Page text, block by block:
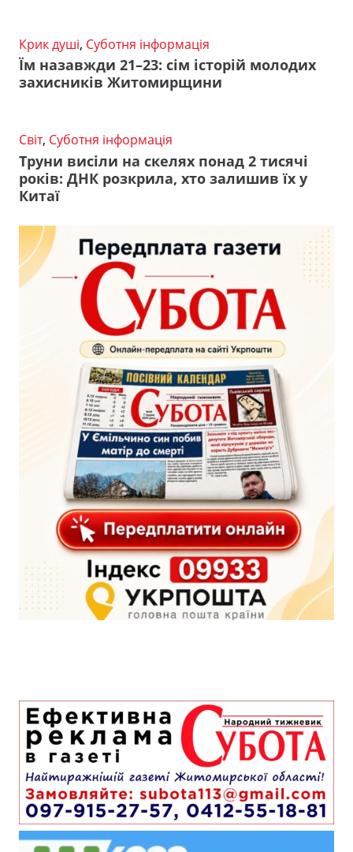
Крик душі, Суботня інформація
Їм назавжди 21–23: сім історій молодих
захисників Житомирщини
Світ, Суботня інформація
Труни висіли на скелях понад 2 тисячі
років: ДНК розкрила, хто залишив їх у
Китаї